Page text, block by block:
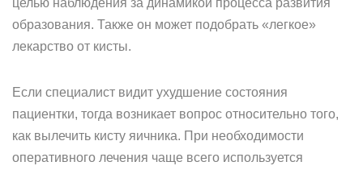
целью наблюдения за динамикой процесса развития
образования. Также он может подобрать «легкое»
лекарство от кисты.
Если специалист видит ухудшение состояния
пациентки, тогда возникает вопрос относительно того,
как вылечить кисту яичника. При необходимости
оперативного лечения чаще всего используется